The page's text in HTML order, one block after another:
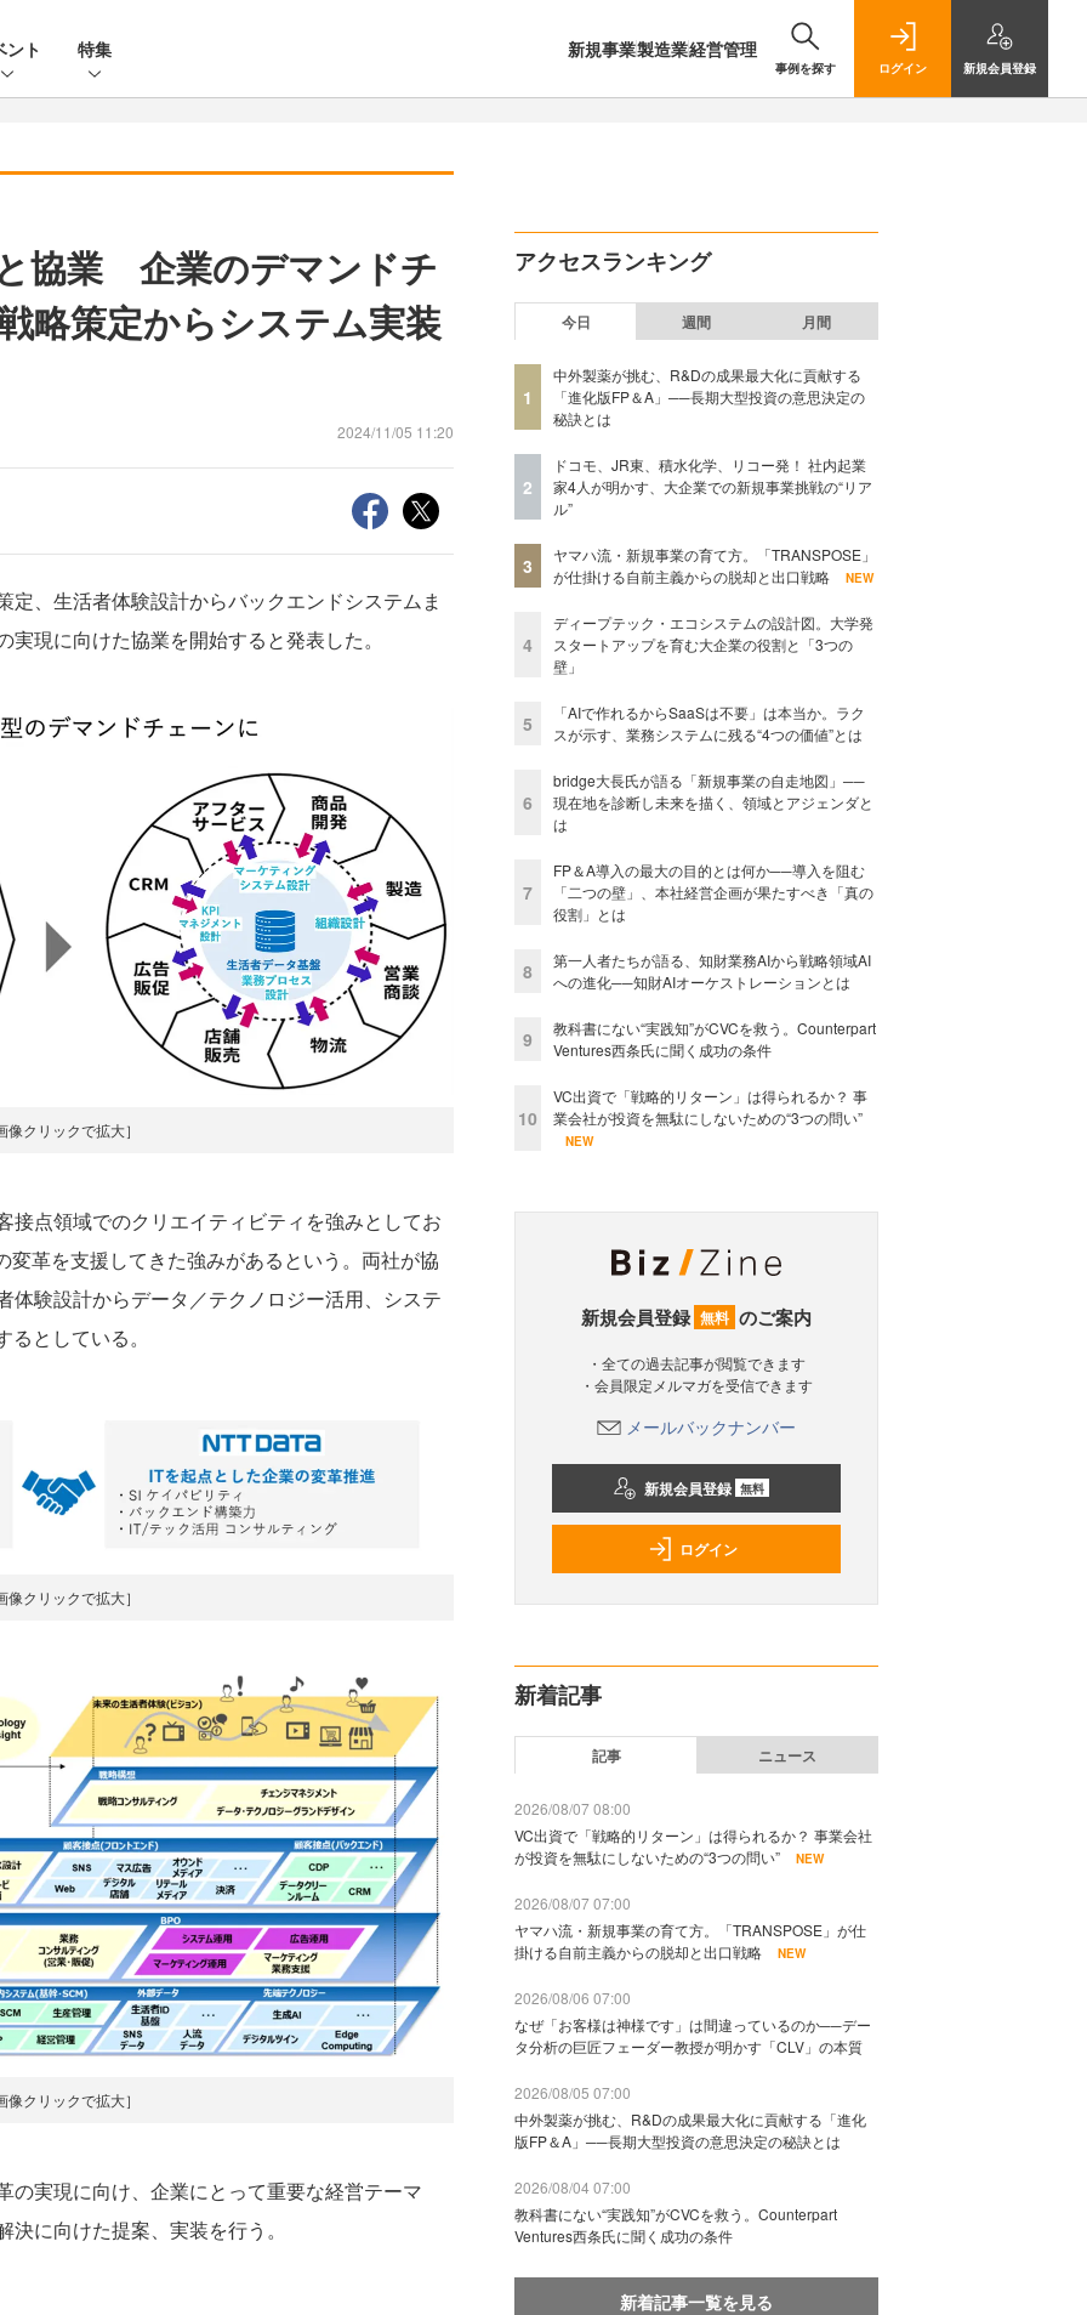
ント 特集 新規事業製造業経営管理
事例を探す ログイン 新規会員登録
協業 企業のデマンドチ
略策定からシステム実装
2024/11/05 11:20
、生活者体験設計からバックエンドシステムま
現に向けた協業を開始すると発表した。
像クリックで拡大］
点領域でのクリエイティビティを強みとしてお
革を支援してきた強みがあるという。両社が協
体験設計からデータ／テクノロジー活用、システ
としている。
像クリックで拡大］
像クリックで拡大］
実現に向け、企業にとって重要な経営テーマ
に向けた提案、実装を行う。
アクセスランキング
今日 週間 月間
1
中外製薬が挑む、R&Dの成果最大化に貢献する
「進化版FP＆A」──長期大型投資の意思決定の
秘訣とは
2
ドコモ、JR東、積水化学、リコー発！ 社内起業
家4人が明かす、大企業での新規事業挑戦の“リア
ル”
3
ヤマハ流・新規事業の育て方。「TRANSPOSE」
が仕掛ける自前主義からの脱却と出口戦略
NEW
4
ディープテック・エコシステムの設計図。大学発
スタートアップを育む大企業の役割と「3つの
壁」
5
「AIで作れるからSaaSは不要」は本当か。ラク
スが示す、業務システムに残る“4つの価値”とは
6
bridge大長氏が語る「新規事業の自走地図」──
現在地を診断し未来を描く、領域とアジェンダと
は
7
FP＆A導入の最大の目的とは何か──導入を阻む
「二つの壁」、本社経営企画が果たすべき「真の
役割」とは
8
第一人者たちが語る、知財業務AIから戦略領域AI
への進化──知財AIオーケストレーションとは
9
教科書にない“実践知”がCVCを救う。Counterpart
Ventures西条氏に聞く成功の条件
10
VC出資で「戦略的リターン」は得られるか？ 事
業会社が投資を無駄にしないための“3つの問い”
NEW
新規会員登録 無料 のご案内
・全ての過去記事が閲覧できます
・会員限定メルマガを受信できます
メールバックナンバー
新規会員登録 無料
ログイン
新着記事
記事 ニュース
2026/08/07 08:00
VC出資で「戦略的リターン」は得られるか？ 事業会社
が投資を無駄にしないための“3つの問い”
NEW
2026/08/07 07:00
ヤマハ流・新規事業の育て方。「TRANSPOSE」が仕
掛ける自前主義からの脱却と出口戦略
NEW
2026/08/06 07:00
なぜ「お客様は神様です」は間違っているのか──デー
タ分析の巨匠フェーダー教授が明かす「CLV」の本質
2026/08/05 07:00
中外製薬が挑む、R&Dの成果最大化に貢献する「進化
版FP＆A」──長期大型投資の意思決定の秘訣とは
2026/08/04 07:00
教科書にない“実践知”がCVCを救う。Counterpart
Ventures西条氏に聞く成功の条件
新着記事一覧を見る